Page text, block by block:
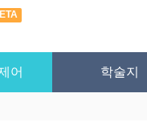
어 학술지